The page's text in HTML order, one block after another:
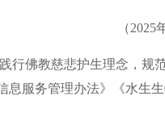
（
佛教慈悲护生理念，规范
息服务管理办法》《水生